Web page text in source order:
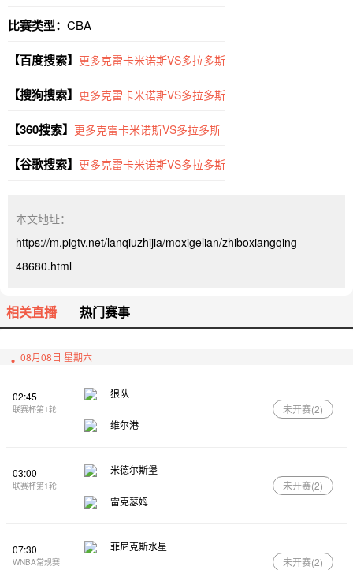
比赛类型： CBA
【百度搜索】 更多克雷卡米诺斯VS多拉多斯
【搜狗搜索】 更多克雷卡米诺斯VS多拉多斯
【360搜索】 更多克雷卡米诺斯VS多拉多斯
【谷歌搜索】 更多克雷卡米诺斯VS多拉多斯
本文地址：
https://m.pigtv.net/lanqiuzhijia/moxigelian/zhiboxiangqing-
48680.html
相关直播 热门赛事
08月08日 星期六
02:45
联赛杯第1轮
狼队
维尔港
未开赛(2)
03:00
联赛杯第1轮
米德尔斯堡
雷克瑟姆
未开赛(2)
07:30
WNBA常规赛
菲尼克斯水星
未开赛(2)